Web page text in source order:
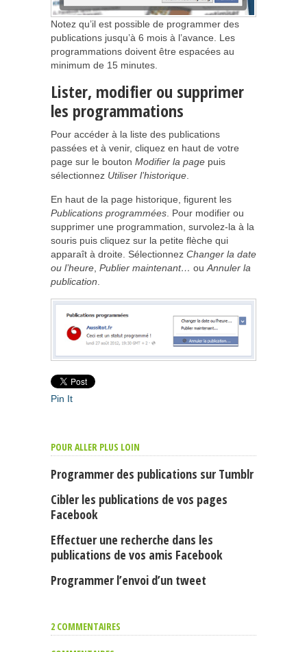
Notez qu’il est possible de programmer des
publications jusqu’à 6 mois à l’avance. Les
programmations doivent être espacées au
minimum de 15 minutes.
Lister, modifier ou supprimer
les programmations
Pour accéder à la liste des publications
passées et à venir, cliquez en haut de votre
page sur le bouton Modifier la page puis
sélectionnez Utiliser l’historique
En haut de la page historique, figurent les
Publications programmées . Pour modifier ou
supprimer une programmation, survolez-la à la
souris puis cliquez sur la petite flèche qui
apparaît à droite. Sélectionnez Changer la date
ou l’heure Publier maintenant… ou Annuler la
publication
Pin It
POUR ALLER PLUS LOIN
Programmer des publications sur Tumblr
Cibler les publications de vos pages
Facebook
Effectuer une recherche dans les
publications de vos amis Facebook
Programmer l’envoi d’un tweet
2 COMMENTAIRES